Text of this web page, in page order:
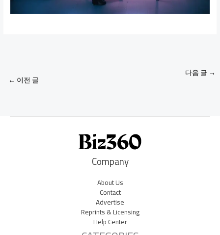
← 이전 글
다음 글 →
Company
About Us
Contact
Advertise
Reprints & Licensing
Help Center